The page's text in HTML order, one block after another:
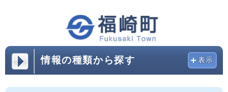
情報の種類から探す 表示